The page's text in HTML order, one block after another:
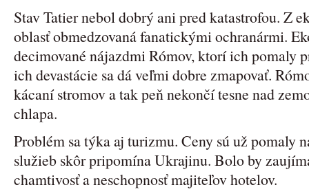
Stav Tatier nebol dobrý ani pred katastrofou. Z
oblasť obmedzovaná fanatickými ochranármi.
decimované nájazdmi Rómov, ktorí ich pomaly
ich devastácie sa dá veľmi dobre zmapovať.
kácaní stromov a tak peň nekončí tesne nad
chlapa.
Problém sa týka aj turizmu. Ceny sú už pomaly
služieb skôr pripomína Ukrajinu. Bolo by
chamtivosť a neschopnosť majiteľov hotelov.